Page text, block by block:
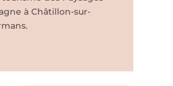
à Châtillon-sur-